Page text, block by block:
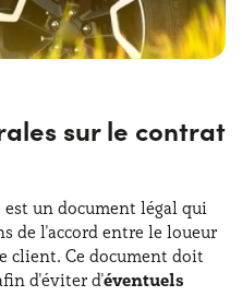
sur le contrat
un document légal qui
de l'accord entre le loueur
client. Ce document doit
d'éviter d'éventuels